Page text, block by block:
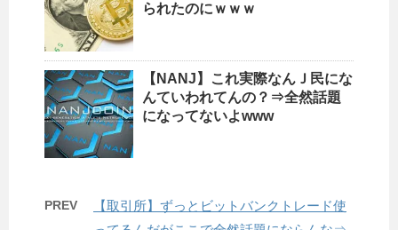
られたのにｗｗｗ
【NANJ】これ実際なんＪ民にな
んていわれてんの？⇒全然話題
になってないよwww
PREV
【取引所】ずっとビットバンクトレード使